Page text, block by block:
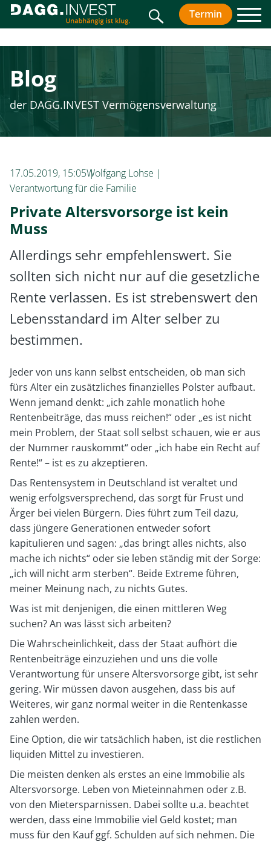
SucheTermin
Blog
der DAGG.INVEST Vermögensverwaltung
17.05.2019, 15:05Wolfgang Lohse
Verantwortung für die Familie
Private Altersvorsorge ist kein
Muss
Allerdings sehr empfehlenswert. Sie
sollten sich nicht nur auf die gesetzliche
Rente verlassen. Es ist strebenswert den
Lebensstandard im Alter selber zu
bestimmen.
Jeder von uns kann selbst entscheiden, ob man sich
fürs Alter ein zusätzliches finanzielles Polster aufbaut.
Wenn jemand denkt: „ich zahle monatlich hohe
Rentenbeiträge, das muss reichen!“ oder „es ist nicht
mein Problem, der Staat soll selbst schauen, wie er aus
der Nummer rauskommt“ oder „ich habe ein Recht auf
Rente!“ – ist es zu akzeptieren.
Das Rentensystem in Deutschland ist veraltet und
wenig erfolgsversprechend, das sorgt für Frust und
Ärger bei vielen Bürgern. Dies führt zum Teil dazu,
dass jüngere Generationen entweder sofort
kapitulieren und sagen: „das bringt alles nichts, also
mache ich nichts“ oder sie leben ständig mit der Sorge:
„ich will nicht arm sterben“. Beide Extreme führen,
meiner Meinung nach, zu nichts Gutes.
Was ist mit denjenigen, die einen mittleren Weg
suchen? An was lässt sich arbeiten?
Die Wahrscheinlichkeit, dass der Staat aufhört die
Rentenbeiträge einzuziehen und uns die volle
Verantwortung für unsere Altersvorsorge gibt, ist sehr
gering. Wir müssen davon ausgehen, dass bis auf
Weiteres, wir ganz normal weiter in die Rentenkasse
zahlen werden.
Eine Option, die wir tatsächlich haben, ist die restlichen
liquiden Mittel zu investieren.
Die meisten denken als erstes an eine Immobilie als
Altersvorsorge. Leben von Mieteinnahmen oder z.B.
von den Mietersparnissen. Dabei sollte u.a. beachtet
werden, dass eine Immobilie viel Geld kostet; man
muss für den Kauf ggf. Schulden auf sich nehmen. Die